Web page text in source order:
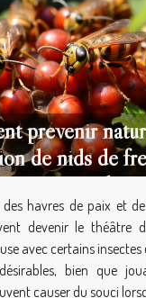
prévenir
de nids de
votre jardin
havres de paix et
devenir le théâtre
avec certains insectes
bien que
causer du souci